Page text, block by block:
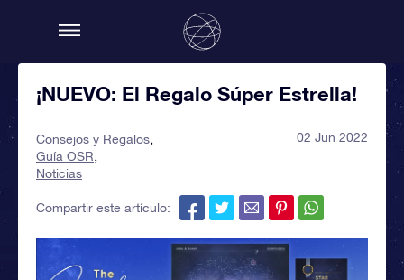
¡NUEVO: El Regalo Súper Estrella!
Consejos y Regalos
Guía OSR
Noticias
02 Jun 2022
Compartir este artículo: